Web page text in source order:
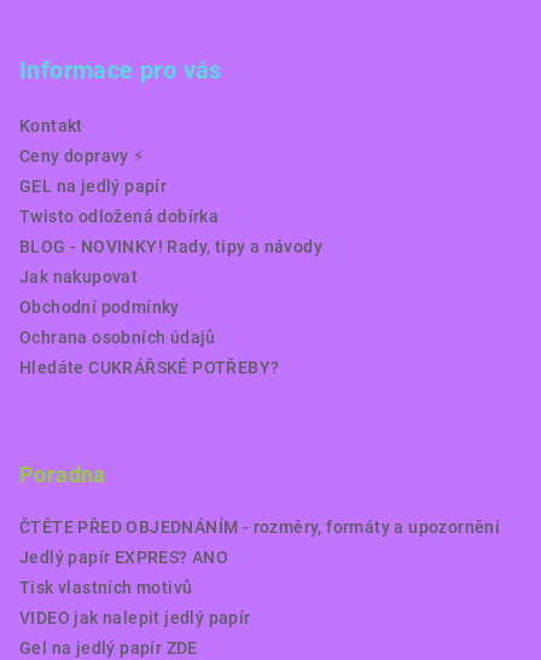
Informace pro vás
Kontakt
Ceny dopravy ⚡️
GEL na jedlý papír
Twisto odložená dobírka
BLOG - NOVINKY! Rady, tipy a návody
Jak nakupovat
Obchodní podmínky
Ochrana osobních údajů
Hledáte CUKRÁŘSKÉ POTŘEBY?
Poradna
ČTĚTE PŘED OBJEDNÁNÍM - rozměry, formáty a upozornění
Jedlý papír EXPRES? ANO
Tisk vlastních motivů
VIDEO jak nalepit jedlý papír
Gel na jedlý papír ZDE